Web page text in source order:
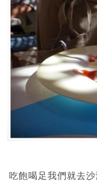
吃飽喝足我們就去